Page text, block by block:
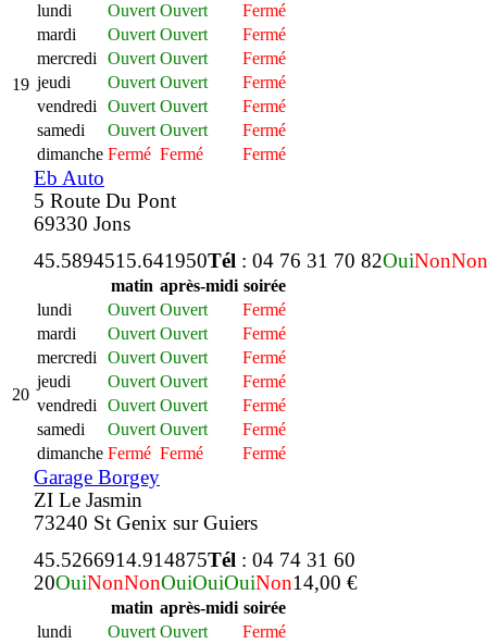
19
lundi
Ouvert Ouvert
Fermé
mardi
Ouvert Ouvert
Fermé
mercredi
Ouvert Ouvert
Fermé
jeudi
Ouvert Ouvert
Fermé
vendredi
Ouvert Ouvert
Fermé
samedi
Ouvert Ouvert
Fermé
dimanche Fermé Fermé Fermé
Eb Auto
5 Route Du Pont
69330 Jons
20
45.5894515.641950Tél : 04 76 31 70 82OuiNonNon
matin après-midi soirée
lundi
Ouvert Ouvert
Fermé
mardi
Ouvert Ouvert
Fermé
mercredi
Ouvert Ouvert
Fermé
jeudi
Ouvert Ouvert
Fermé
vendredi
Ouvert Ouvert
Fermé
samedi
Ouvert Ouvert
Fermé
dimanche Fermé Fermé Fermé
Garage Borgey
ZI Le Jasmin
73240 St Genix sur Guiers
45.5266914.914875Tél : 04 74 31 60
20OuiNonNonOuiOuiOuiNon14,00 €
matin après-midi soirée
lundi
Ouvert Ouvert
Fermé